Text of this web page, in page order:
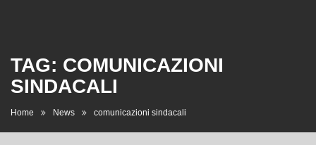
TAG: COMUNICAZIONI
SINDACALI
Home News comunicazioni sindacali